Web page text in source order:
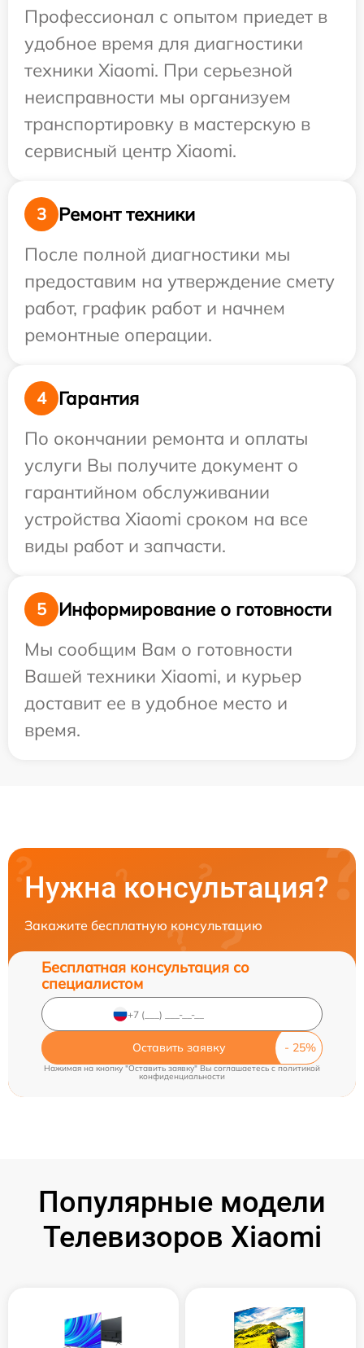
Профессионал с опытом приедет в
удобное время для диагностики
техники Xiaomi. При серьезной
неисправности мы организуем
транспортировку в мастерскую в
сервисный центр Xiaomi.
3
Ремонт техники
После полной диагностики мы
предоставим на утверждение смету
работ, график работ и начнем
ремонтные операции.
4
Гарантия
По окончании ремонта и оплаты
услуги Вы получите документ о
гарантийном обслуживании
устройства Xiaomi сроком на все
виды работ и запчасти.
5
Информирование о готовности
Мы сообщим Вам о готовности
Вашей техники Xiaomi, и курьер
доставит ее в удобное место и
время.
Нужна консультация?
Закажите бесплатную консультацию
Бесплатная консультация со
специалистом
Оставить заявку
Нажимая на кнопку "Оставить заявку" Вы соглашаетесь cполитикой
конфиденциальности
Популярные модели
Телевизоров Xiaomi